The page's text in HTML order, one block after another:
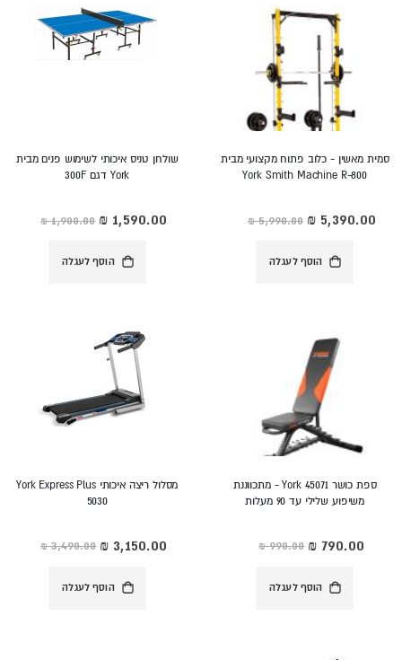
סמית מאשין - כלוב פתוח מקצועי מבית
York Smith Machine R-800
‏5,990.00 ₪ מחיר
מיוחד
הוסף לעגלה
שולחן טניס איכותי לשימוש פנים מבית
York דגם 300F
‏1,900.00 ₪ מחיר
מיוחד
הוסף לעגלה
ספת כושר York 45071 - מתכווננת
משיפוע שלילי עד 90 מעלות
‏990.00 ₪ מחיר
מיוחד
הוסף לעגלה
מסלול ריצה איכותי York Express Plus
5030
‏3,490.00 ₪ מחיר
מיוחד
הוסף לעגלה